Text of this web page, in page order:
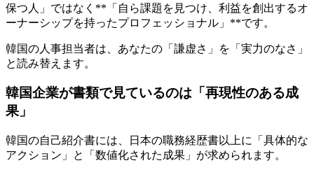
保つ人」ではなく**「自ら課題を見つけ、利益を創出するオ
ーナーシップを持ったプロフェッショナル」**です。
韓国の人事担当者は、あなたの「謙虚さ」を「実力のなさ」
と読み替えます。
韓国企業が書類で見ているのは「再現性のある成
果」
韓国の自己紹介書には、日本の職務経歴書以上に「具体的な
アクション」と「数値化された成果」が求められます。